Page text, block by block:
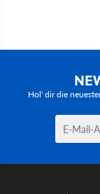
Hol' dir die